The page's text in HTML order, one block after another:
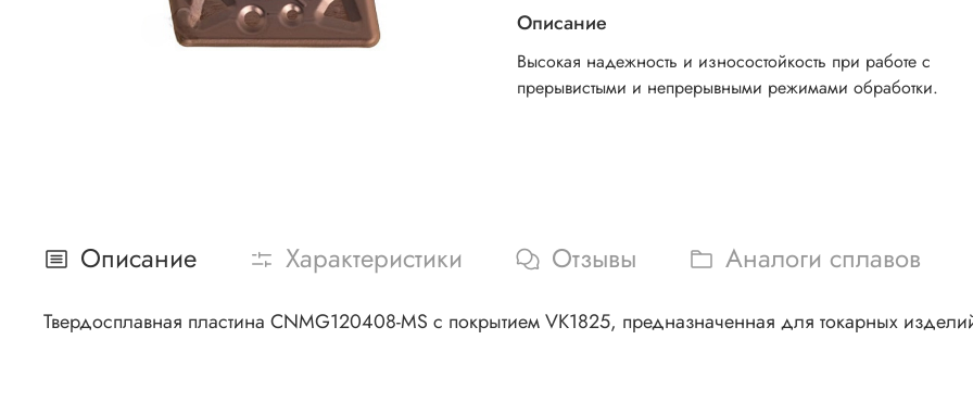
Описание
Высокая надежность и износостойкость при работе с
прерывистыми и непрерывными режимами обработки.
Описание Характеристики Отзывы Аналоги сплавов
Твердосплавная пластина CNMG120408-MS с покрытием VK1825, предназначенная для токарных